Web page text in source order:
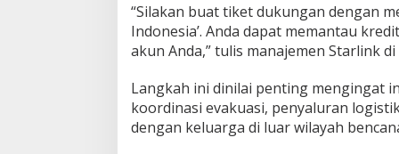
“Silakan buat tiket dukungan dengan
Indonesia’. Anda dapat memantau
akun Anda,” tulis manajemen Starlink
Langkah ini dinilai penting mengingat
koordinasi evakuasi, penyaluran
dengan keluarga di luar wilayah